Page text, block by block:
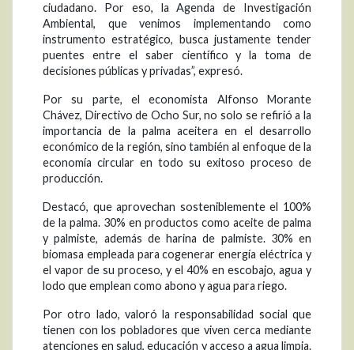
ciudadano. Por eso, la Agenda de Investigación
Ambiental, que venimos implementando como
instrumento estratégico, busca justamente tender
puentes entre el saber científico y la toma de
decisiones públicas y privadas”, expresó.
Por su parte, el economista Alfonso Morante
Chávez, Directivo de Ocho Sur, no solo se refirió a la
importancia de la palma aceitera en el desarrollo
económico de la región, sino también al enfoque de la
economía circular en todo su exitoso proceso de
producción.
Destacó, que aprovechan sosteniblemente el 100%
de la palma. 30% en productos como aceite de palma
y palmiste, además de harina de palmiste. 30% en
biomasa empleada para cogenerar energía eléctrica y
el vapor de su proceso, y el 40% en escobajo, agua y
lodo que emplean como abono y agua para riego.
Por otro lado, valoró la responsabilidad social que
tienen con los pobladores que viven cerca mediante
atenciones en salud, educación y acceso a agua limpia.